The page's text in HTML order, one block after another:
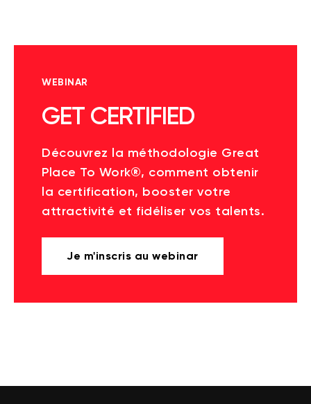
WEBINAR
GET CERTIFIED
Découvrez la méthodologie Great
Place To Work®, comment obtenir
la certification, booster votre
attractivité et fidéliser vos talents.
Je m'inscris au webinar